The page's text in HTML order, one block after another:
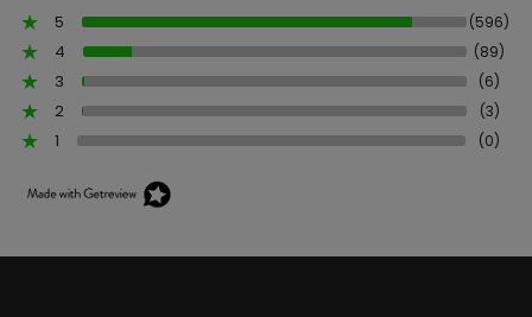
5
(596)
4 (89)
3 (6)
2 (3)
1 (0)